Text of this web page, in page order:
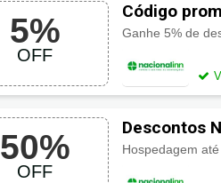
5%
OFF
Código
Ganhe 5% de
50%
OFF
Descontos
Hospedagem